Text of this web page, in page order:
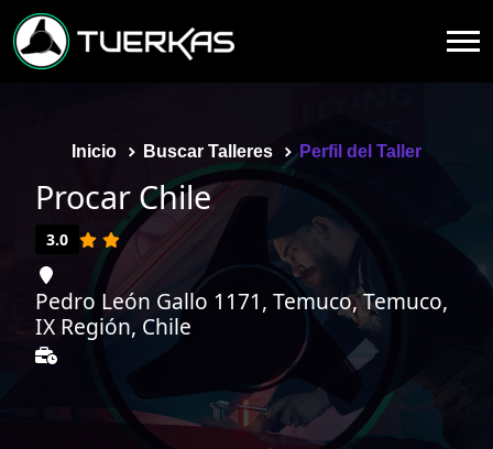
Inicio Buscar Talleres Perfil del Taller
Procar Chile
3.0
Pedro León Gallo 1171, Temuco, Temuco,
IX Región, Chile